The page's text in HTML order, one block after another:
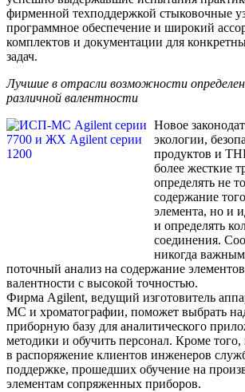
фирменной техподдержкой стыковочные
программное обеспечение и широкий
комплектов и документации для
задач.
Лучшие в отрасли возможности
различной валентности
Новое
экологии,
продуктов и
более жесткие
определять не
содержание
элемента, но и
и определять
соединения.
никогда важным
поточный анализ на содержание
валентности с высокой точностью.
Фирма Agilent, ведущий изготовитель
МС и хроматографии, поможет выбрать
приборную базу для аналитического
методики и обучить персонал. Кроме
в распоряжение клиентов инженеров
поддержке, прошедших обучение на
элементам сопряженных приборов.